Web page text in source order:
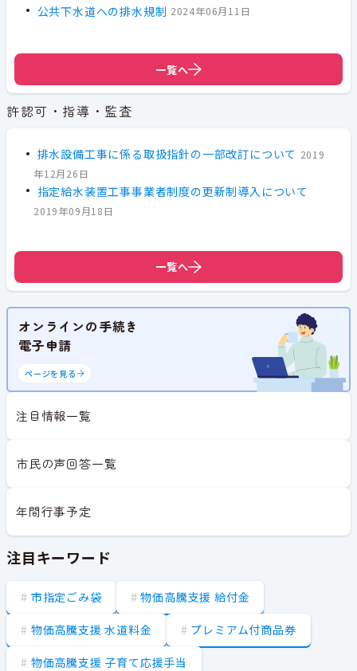
公共下水道への排水規制 2024年06月11日
一覧へ
許認可・指導・監査
排水設備工事に係る取扱指針の一部改訂について 2019
年12月26日
指定給水装置工事事業者制度の更新制導入について
2019年09月18日
一覧へ
オンラインの手続き
電子申請
ページを見る
注目情報一覧
市民の声回答一覧
年間行事予定
注目キーワード
市指定ごみ袋 物価高騰支援 給付金
物価高騰支援 水道料金 プレミアム付商品券
物価高騰支援 子育て応援手当